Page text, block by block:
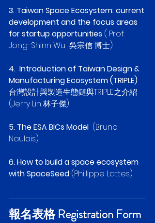
3. Taiwan Space Ecosystem: current
development and the focus areas
for startup opportunities ( Prof.
Jong-Shinn Wu 吳宗信 博士)
4.  Introduction of Taiwan Design &
Manufacturing Ecosystem (TRIPLE)
台灣設計與製造生態鏈與TRIPLE之介紹
(Jerry Lin 林子傑)
5. The ESA BICs Model
  (Bruno
Naulais)
6. How to build a space ecosystem
with SpaceSeed (Phillippe Lattes)
報名表格 Registration Form